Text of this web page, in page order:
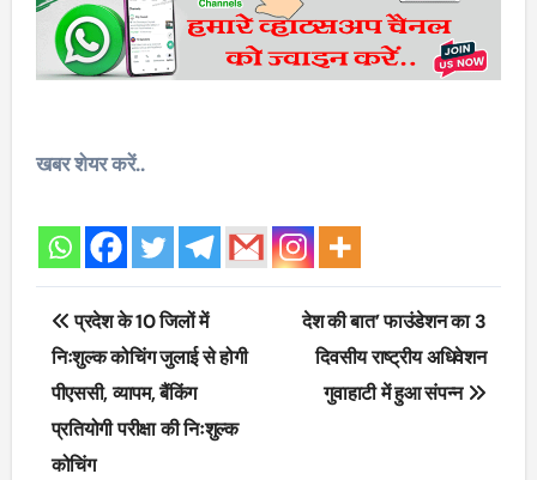
खबर शेयर करें..
Post
navigation
प्रदेश के 10 जिलों में
निःशुल्क कोचिंग जुलाई से होगी
पीएससी, व्यापम, बैंकिंग
प्रतियोगी परीक्षा की निःशुल्क
कोचिंग
देश की बात’ फाउंडेशन का 3
दिवसीय राष्ट्रीय अधिवेशन
गुवाहाटी में हुआ संपन्न